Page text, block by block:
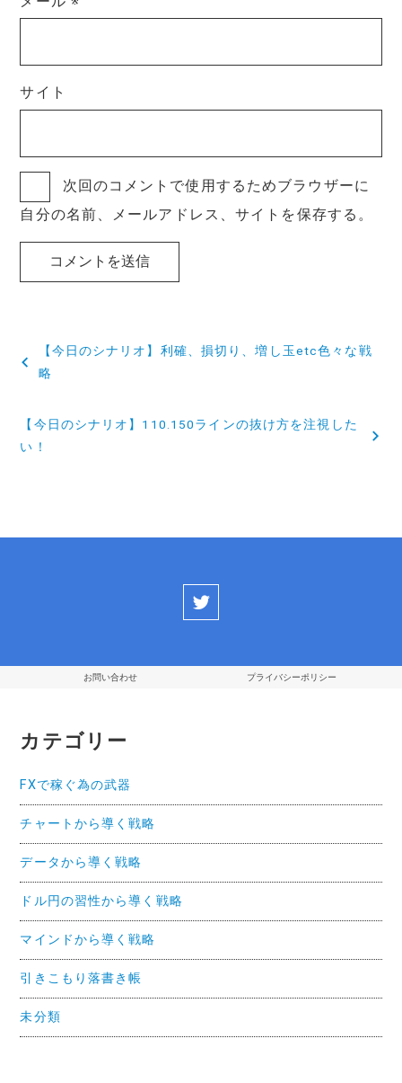
サイト
次回のコメントで使用するためブラウザーに
自分の名前、メールアドレス、サイトを保存する。
稿
ビ
シ
【今日のシナリオ】利確、損切り、増し玉etc色々な戦
略
【今日のシナリオ】110.150ラインの抜け方を注視した
い！
お問い合わせ プライバシーポリシー
カテゴリー
FXで稼ぐ為の武器
チャートから導く戦略
データから導く戦略
ドル円の習性から導く戦略
マインドから導く戦略
引きこもり落書き帳
未分類